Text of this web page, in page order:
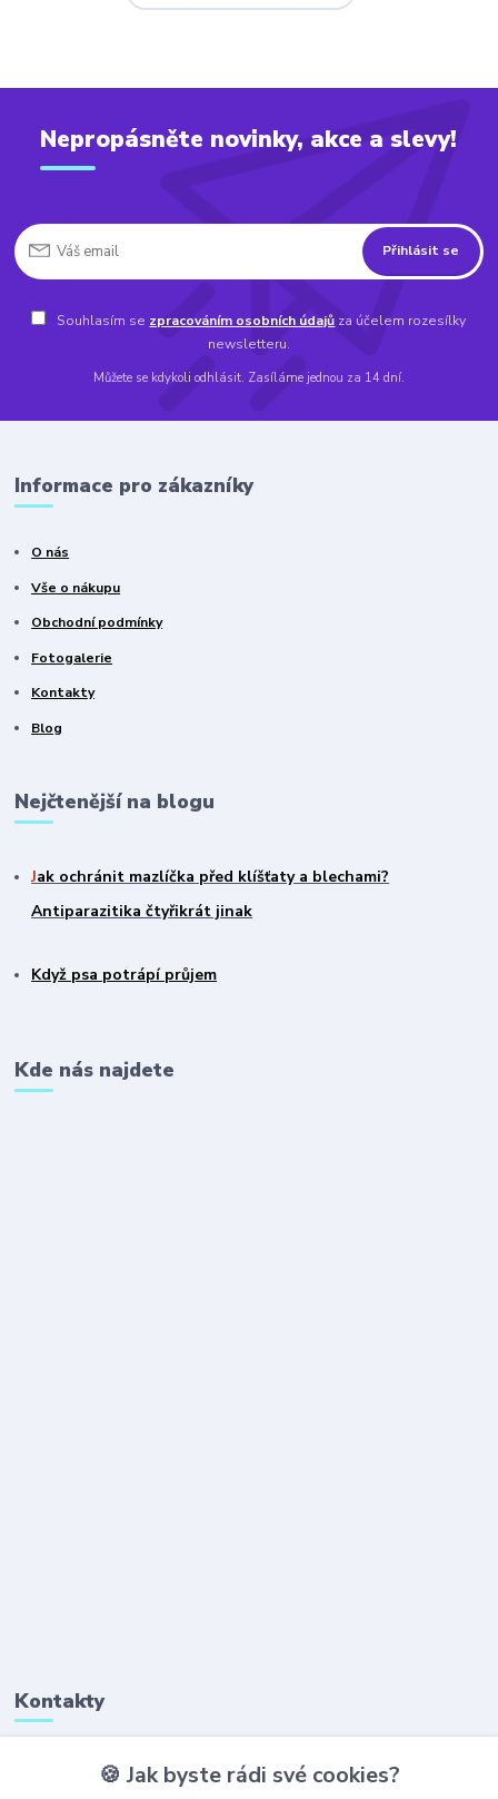
Nepropásněte novinky, akce a slevy!
Přihlásit se
Souhlasím se zpracováním osobních údajů za účelem rozesílky
newsletteru.
Můžete se kdykoli odhlásit. Zasíláme jednou za 14 dní.
Informace pro zákazníky
O nás
Vše o nákupu
Obchodní podmínky
Fotogalerie
Kontakty
Blog
Nejčtenější na blogu
Jak ochránit mazlíčka před klíšťaty a blechami?
Antiparazitika čtyřikrát jinak
Když psa potrápí průjem
Kde nás najdete
Kontakty
+420 777 323 641
🍪 Jak byste rádi své cookies?